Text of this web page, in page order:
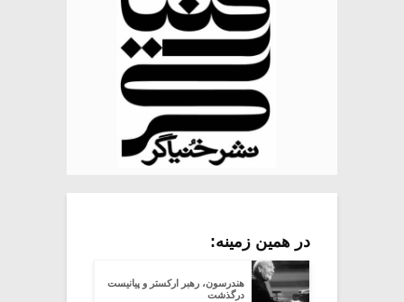
در همین زمینه:
هندرسون، رهبر ارکستر و پیانیست
درگذشت